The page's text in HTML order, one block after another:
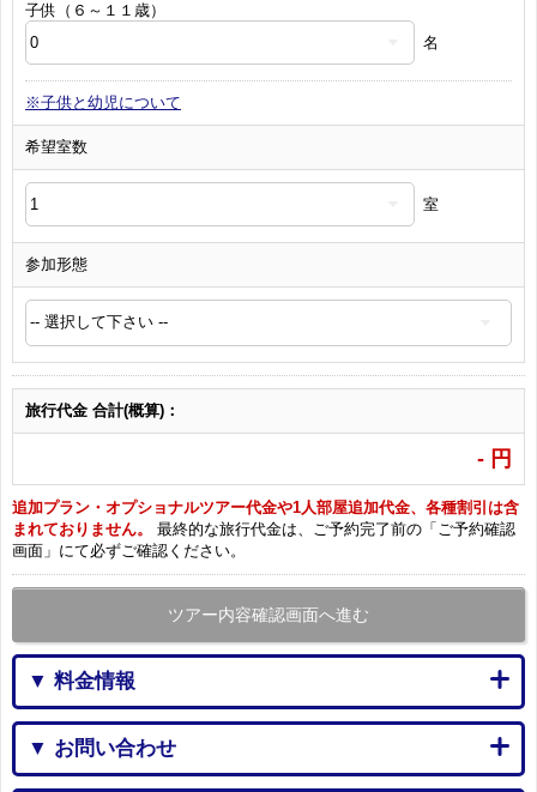
子供（６～１１歳）
名
※子供と幼児について
希望室数
室
参加形態
旅行代金 合計(概算)：
- 円
追加プラン・オプショナルツアー代金や1人部屋追加代金、各種割引は含
まれておりません。
最終的な旅行代金は、ご予約完了前の「ご予約確認
画面」にて必ずご確認ください。
ツアー内容確認画面へ進む
▼ 料金情報
▼ お問い合わせ